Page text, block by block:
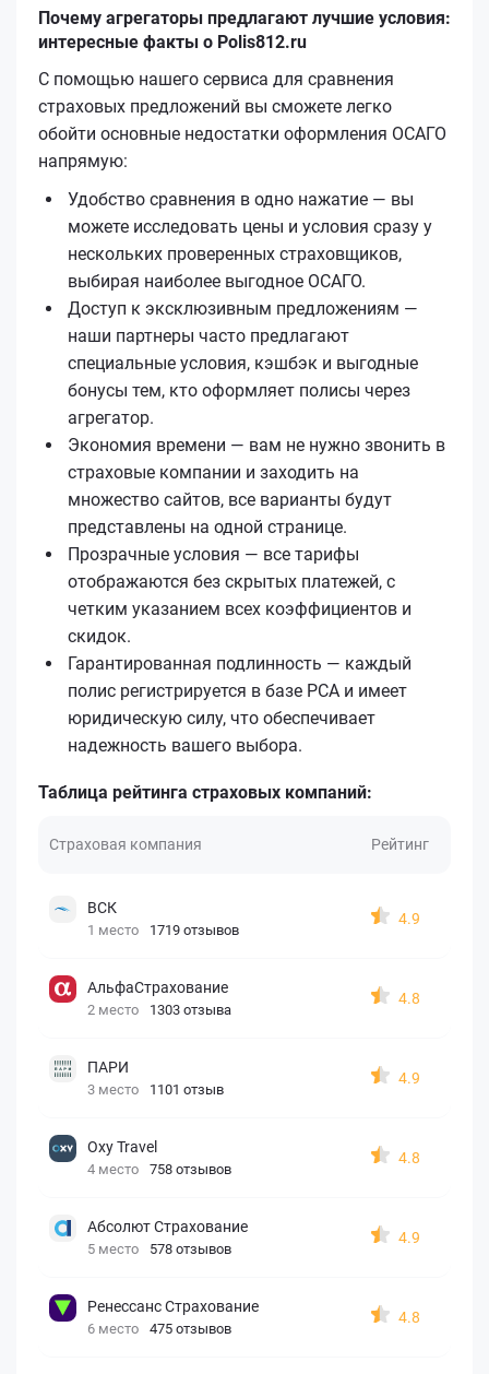
Почему агрегаторы предлагают лучшие условия:
интересные факты о Polis812.ru
С помощью нашего сервиса для сравнения
страховых предложений вы сможете легко
обойти основные недостатки оформления ОСАГО
напрямую:
Удобство сравнения в одно нажатие — вы
можете исследовать цены и условия сразу у
нескольких проверенных страховщиков,
выбирая наиболее выгодное ОСАГО.
Доступ к эксклюзивным предложениям —
наши партнеры часто предлагают
специальные условия, кэшбэк и выгодные
бонусы тем, кто оформляет полисы через
агрегатор.
Экономия времени — вам не нужно звонить в
страховые компании и заходить на
множество сайтов, все варианты будут
представлены на одной странице.
Прозрачные условия — все тарифы
отображаются без скрытых платежей, с
четким указанием всех коэффициентов и
скидок.
Гарантированная подлинность — каждый
полис регистрируется в базе РСА и имеет
юридическую силу, что обеспечивает
надежность вашего выбора.
Таблица рейтинга страховых компаний:
Страховая компания Рейтинг
ВСК
1 место 1719 отзывов
4.9
АльфаСтрахование
2 место 1303 отзыва
4.8
ПАРИ
3 место 1101 отзыв
4.9
Oxy Travel
4 место 758 отзывов
4.8
Абсолют Страхование
5 место 578 отзывов
4.9
Ренессанс Страхование
6 место 475 отзывов
4.8